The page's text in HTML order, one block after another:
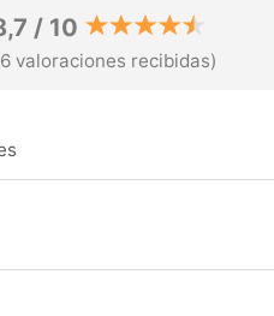
/ 10
valoraciones recibidas)